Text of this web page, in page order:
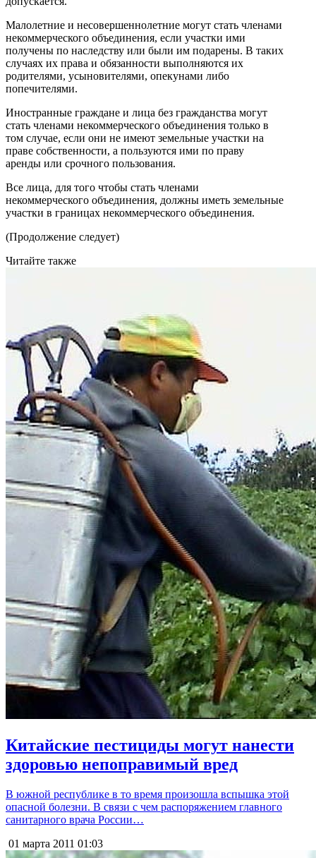
Малолетние и несовершеннолетние могут стать членами
некоммерческого объединения, если участки ими
получены по наследству или были им подарены. В таких
случаях их права и обязанности выполняются их
родителями, усыновителями, опекунами либо
попечителями.
Иностранные граждане и лица без гражданства могут
стать членами некоммерческого объединения только в
том случае, если они не имеют земельные участки на
праве собственности, а пользуются ими по праву
аренды или срочного пользования.
Все лица, для того чтобы стать членами
некоммерческого объединения, должны иметь земельные
участки в границах некоммерческого объединения.
(Продолжение следует)
Читайте также
Китайские пестициды могут нанести
здоровью непоправимый вред
В южной республике в то время произошла вспышка этой
опасной болезни. В связи с чем распоряжением главного
санитарного врача России…
01 марта 2011 01:03